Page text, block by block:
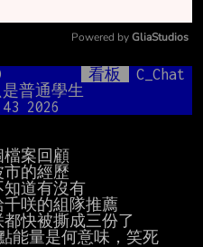
Mute
Powered by GliaStudios
看板
C_Chat
普通學生
2026
檔案回顧
的經歷
知道有沒有
咲的組隊推薦
快被撕成三份了
能量是何意味，笑死